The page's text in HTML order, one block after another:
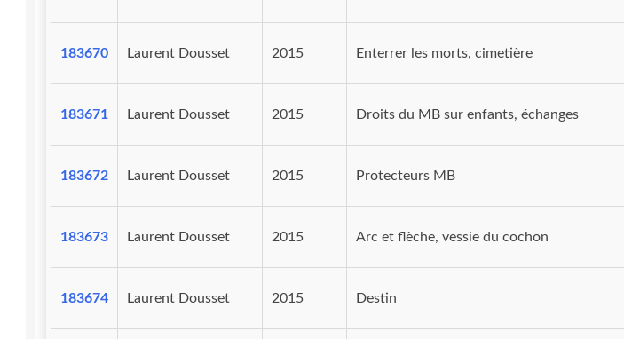
183670 Laurent Dousset 2015 Enterrer les morts, cimetière
183671 Laurent Dousset 2015 Droits du MB sur enfants, échanges
183672 Laurent Dousset 2015 Protecteurs MB
183673 Laurent Dousset 2015 Arc et flèche, vessie du cochon
183674 Laurent Dousset 2015 Destin